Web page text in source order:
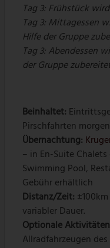
Tag 3: Frühstück
Tag 3: Mittagessen
Hilfe der Gruppe
Tag 3: Abendessen
der Gruppe
Beinhaltet:
Pirschfahrten
Übernachtung:
– in En-Suite
Swimming Pool,
Gebühr erhältlich
Distanz/Zeit:
variabler Dauer.
Optionale
Allradfahrzeugen